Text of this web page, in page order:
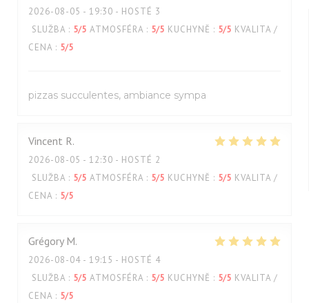
2026-08-05 - 19:30 - HOSTÉ 3
SLUŽBA : 5/5 ATMOSFÉRA : 5/5 KUCHYNĚ : 5/5 KVALITA /
CENA : 5/5
pizzas succulentes, ambiance sympa
Vincent R
2026-08-05 - 12:30 - HOSTÉ 2
SLUŽBA : 5/5 ATMOSFÉRA : 5/5 KUCHYNĚ : 5/5 KVALITA /
CENA : 5/5
Grégory M
2026-08-04 - 19:15 - HOSTÉ 4
SLUŽBA : 5/5 ATMOSFÉRA : 5/5 KUCHYNĚ : 5/5 KVALITA /
CENA : 5/5